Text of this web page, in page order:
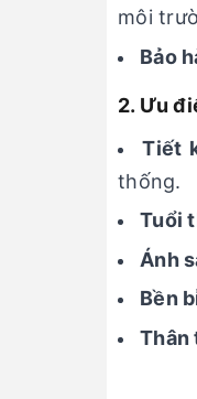
môi
Bảo
2. Ưu
Tiết
thống.
Tuổi
Ánh
Bền
Thân